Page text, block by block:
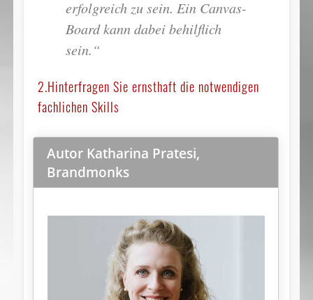
erfolgreich zu sein. Ein Canvas-
Board kann dabei behilflich
sein.“
2.Hinterfragen Sie ernsthaft die notwendigen
fachlichen Skills
Autor Katharina Pratesi,
Brandmonks